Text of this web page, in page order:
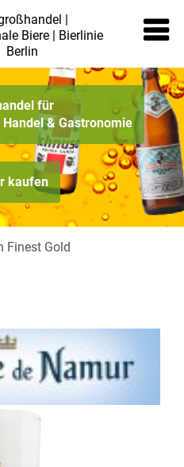
für
Handel & Gastronomie
kaufen
Finest Gold
|
Biere | Bierlinie
Berlin